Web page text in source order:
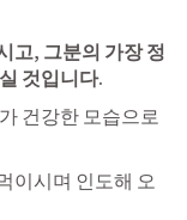
고, 그분의 가장 정
것입니다.
건강한 모습으로
이시며 인도해 오